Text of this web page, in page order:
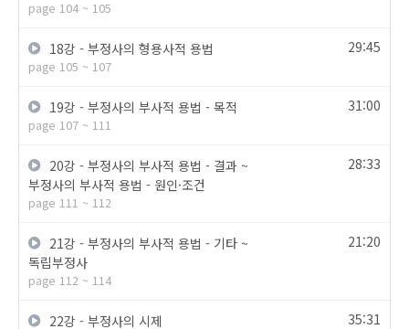
page 104 ~ 105
18강 - 부정사의 형용사적 용법 29:45
page 105 ~ 107
19강 - 부정사의 부사적 용법 - 목적 31:00
page 107 ~ 111
20강 - 부정사의 부사적 용법 - 결과 ~
부정사의 부사적 용법 - 원인·조건
28:33
page 111 ~ 112
21강 - 부정사의 부사적 용법 - 기타 ~
독립부정사
21:20
page 112 ~ 114
22강 - 부정사의 시제 35:31